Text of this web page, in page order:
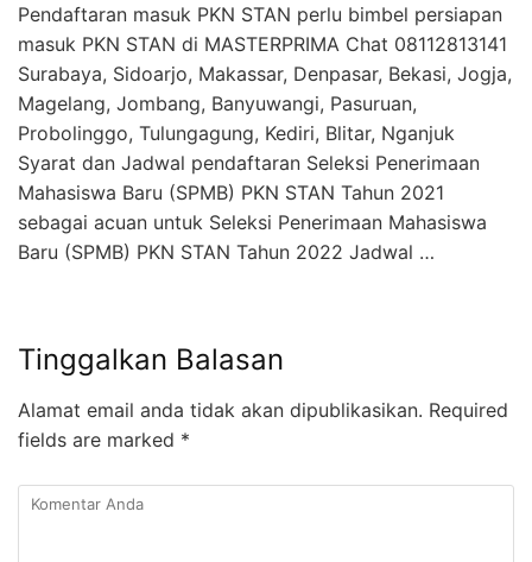
Pendaftaran masuk PKN STAN perlu bimbel persiapan
masuk PKN STAN di MASTERPRIMA Chat 08112813141
Surabaya, Sidoarjo, Makassar, Denpasar, Bekasi, Jogja,
Magelang, Jombang, Banyuwangi, Pasuruan,
Probolinggo, Tulungagung, Kediri, Blitar, Nganjuk
Syarat dan Jadwal pendaftaran Seleksi Penerimaan
Mahasiswa Baru (SPMB) PKN STAN Tahun 2021
sebagai acuan untuk Seleksi Penerimaan Mahasiswa
Baru (SPMB) PKN STAN Tahun 2022 Jadwal …
Tinggalkan Balasan
Alamat email anda tidak akan dipublikasikan. Required
fields are marked *